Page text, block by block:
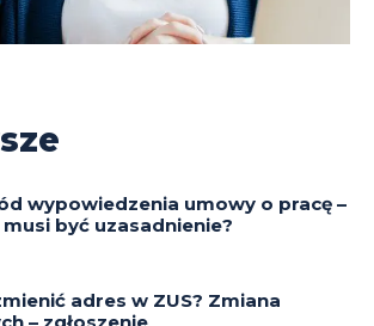
wypowiedzenia umowy o pracę –
być uzasadnienie?
adres w ZUS? Zmiana